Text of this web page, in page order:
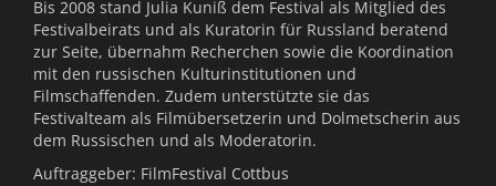
Bis 2008 stand Julia Kuniß dem Festival als Mitglied des
Festivalbeirats und als Kuratorin für Russland beratend
zur Seite, übernahm Recherchen sowie die Koordination
mit den russischen Kulturinstitutionen und
Filmschaffenden. Zudem unterstützte sie das
Festivalteam als Filmübersetzerin und Dolmetscherin aus
dem Russischen und als Moderatorin.
Auftraggeber: FilmFestival Cottbus